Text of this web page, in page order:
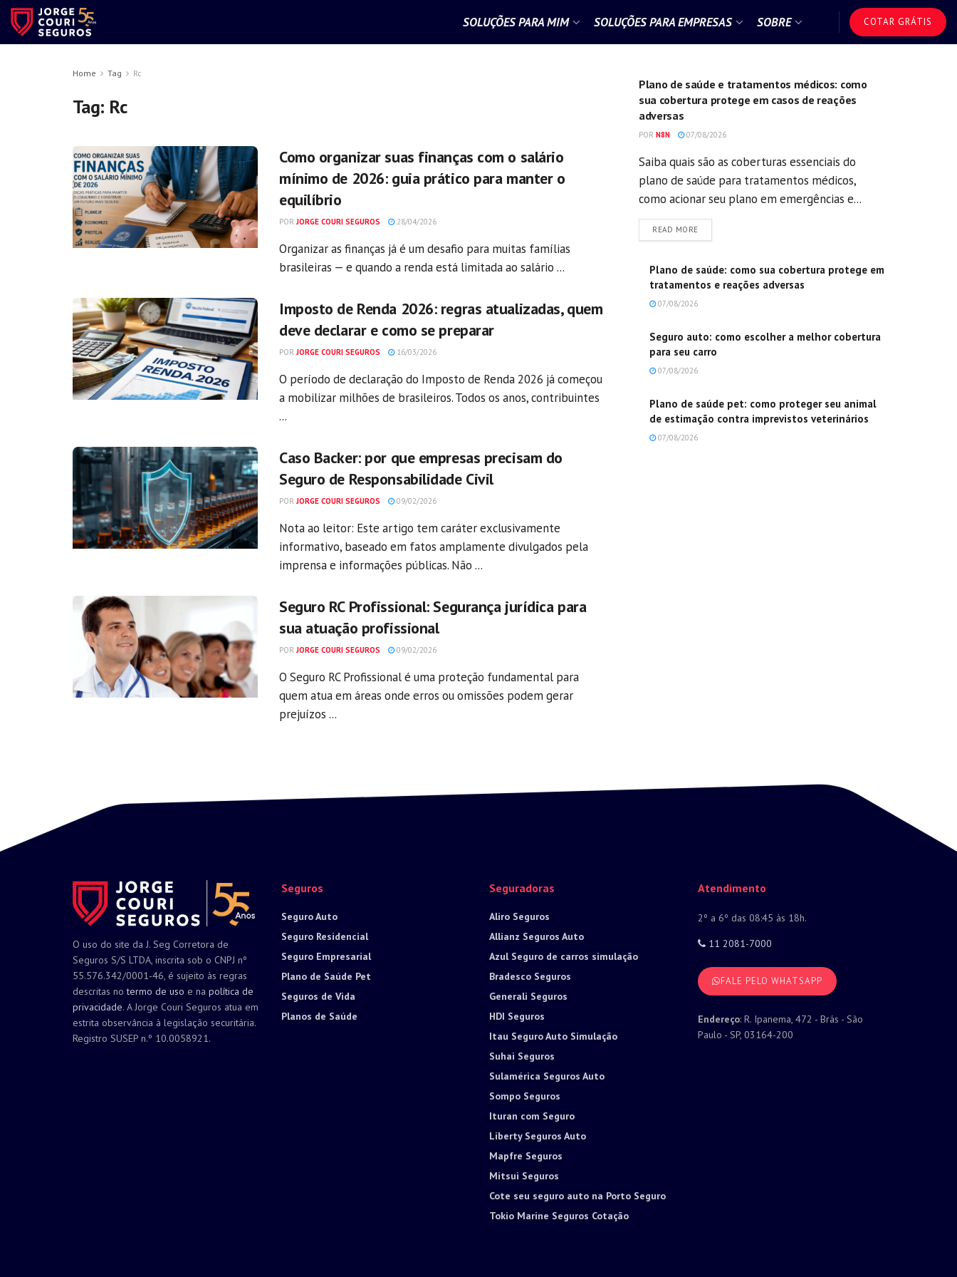
SOLUÇÕES PARA MIM SOLUÇÕES PARA EMPRESAS SOBRE COTAR GRÁTIS
Home Tag Rc
Tag: Rc
Como organizar suas finanças com o salário
mínimo de 2026: guia prático para manter o
equilíbrio
POR JORGE COURI SEGUROS 28/04/2026
Organizar as finanças já é um desafio para muitas famílias
brasileiras — e quando a renda está limitada ao salário ...
Imposto de Renda 2026: regras atualizadas, quem
deve declarar e como se preparar
POR JORGE COURI SEGUROS 16/03/2026
O período de declaração do Imposto de Renda 2026 já começou
a mobilizar milhões de brasileiros. Todos os anos, contribuintes
...
Caso Backer: por que empresas precisam do
Seguro de Responsabilidade Civil
POR JORGE COURI SEGUROS 09/02/2026
Nota ao leitor: Este artigo tem caráter exclusivamente
informativo, baseado em fatos amplamente divulgados pela
imprensa e informações públicas. Não ...
Seguro RC Profissional: Segurança jurídica para
sua atuação profissional
POR JORGE COURI SEGUROS 09/02/2026
O Seguro RC Profissional é uma proteção fundamental para
quem atua em áreas onde erros ou omissões podem gerar
prejuízos ...
Plano de saúde e tratamentos médicos: como
sua cobertura protege em casos de reações
adversas
POR N8N 07/08/2026
Saiba quais são as coberturas essenciais do
plano de saúde para tratamentos médicos,
como acionar seu plano em emergências e...
READ MOREDETAILS
Plano de saúde: como sua cobertura protege em
tratamentos e reações adversas
07/08/2026
Seguro auto: como escolher a melhor cobertura
para seu carro
07/08/2026
Plano de saúde pet: como proteger seu animal
de estimação contra imprevistos veterinários
07/08/2026
O uso do site da J. Seg Corretora de
Seguros S/S LTDA, inscrita sob o CNPJ nº
55.576.342/0001-46, é sujeito às regras
descritas notermo de uso e na política de
privacidade. A Jorge Couri Seguros atua em
estrita observância à legislação securitária.
Registro SUSEP n.º 10.0058921.
Seguros
Seguro Auto
Seguro Residencial
Seguro Empresarial
Plano de Saúde Pet
Seguros de Vida
Planos de Saúde
Seguradoras
Aliro Seguros
Allianz Seguros Auto
Azul Seguro de carros simulação
Bradesco Seguros
Generali Seguros
HDI Seguros
Itau Seguro Auto Simulação
Suhai Seguros
Sulamérica Seguros Auto
Sompo Seguros
Ituran com Seguro
Liberty Seguros Auto
Mapfre Seguros
Mitsui Seguros
Cote seu seguro auto na Porto Seguro
Tokio Marine Seguros Cotação
Atendimento
2º a 6º das 08:45 às 18h.
11 2081-7000
FALE PELO WHATSAPP
Endereço: R. Ipanema, 472 - Brás - São
Paulo - SP, 03164-200